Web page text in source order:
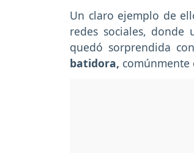
Un claro ejemplo de
redes sociales,
quedó sorprendida
batidora, comúnmente